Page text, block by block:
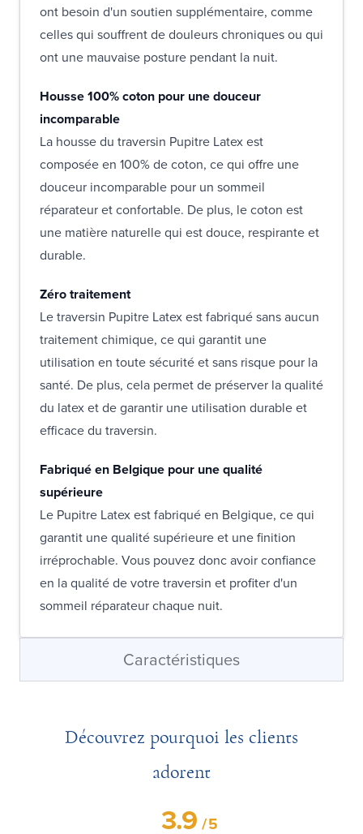
ont besoin d'un soutien supplémentaire, comme
celles qui souffrent de douleurs chroniques ou qui
ont une mauvaise posture pendant la nuit.
Housse 100% coton pour une douceur
incomparable
La housse du traversin Pupitre Latex est
composée en 100% de coton, ce qui offre une
douceur incomparable pour un sommeil
réparateur et confortable. De plus, le coton est
une matière naturelle qui est douce, respirante et
durable.
Zéro traitement
Le traversin Pupitre Latex est fabriqué sans aucun
traitement chimique, ce qui garantit une
utilisation en toute sécurité et sans risque pour la
santé. De plus, cela permet de préserver la qualité
du latex et de garantir une utilisation durable et
efficace du traversin.
Fabriqué en Belgique pour une qualité
supérieure
Le Pupitre Latex est fabriqué en Belgique, ce qui
garantit une qualité supérieure et une finition
irréprochable. Vous pouvez donc avoir confiance
en la qualité de votre traversin et profiter d'un
sommeil réparateur chaque nuit.
Caractéristiques
Découvrez pourquoi les clients
adorent
3.9/5